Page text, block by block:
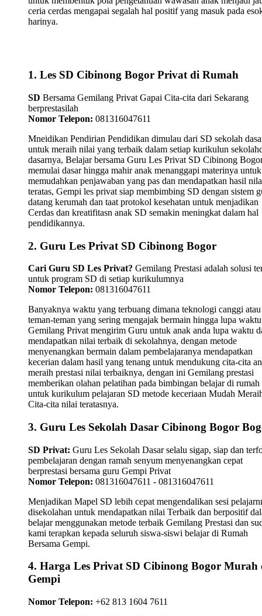
ceria cerdas mengapai segalah hal positif yang masuk pada
harinya.
1. Les SD Cibinong Bogor Privat di Rumah
SD Bersama Gemilang Privat Gapai Cita-cita dari Sekarang
berprestasilah
Nomor Telepon: 081316047611
Mneidikan Pendirian Pendidikan dimulau dari SD sekolah
untuk meraih nilai yang terbaik dalam setiap kurikulun
dasarnya, Belajar bersama Guru Les Privat SD Cibinong
memulai dasar hingga mahir anak menanggapi materinya untuk
memudahkan penjawaban yang pas dan mendapatkan hasil
teratas, Gempi les privat siap membimbing SD dengan sistem
datang kerumah dan taat protokol kesehatan untuk menjadikan
Cerdas dan kreatifitasn anak SD semakin meningkat dalam hal
pendidikannya.
2. Guru Les Privat SD Cibinong Bogor
Cari Guru SD Les Privat? Gemilang Prestasi adalah solusi
untuk program SD di setiap kurikulumnya
Nomor Telepon: 081316047611
Banyaknya waktu yang terbuang dimana teknologi canggi atau
teman-teman yang sering mengajak bermain hingga lupa
Gemilang Privat mengirim Guru untuk anak anda lupa waktu
mendapatkan nilai terbaik di sekolahnya, dengan metode
menyenangkan bermain dalam pembelajaranya mendapatkan
kecerian dalam hasil yang tenang untuk mendukung cita-cita
meraih prestasi nilai terbaiknya, dengan ini Gemilang prestasi
memberikan olahan pelatihan pada bimbingan belajar di rumah
untuk kurikulum pelajaran SD metode keceriaan Mudah
Cita-cita nilai teratasnya.
3. Guru Les Sekolah Dasar Cibinong Bogor
SD Privat: Guru Les Sekolah Dasar selalu sigap, siap dan
pembelajaran dengan ramah senyum menyenangkan cepat
berprestasi bersama guru Gempi Privat
Nomor Telepon: 081316047611 - 081316047611
Menjadikan Mapel SD lebih cepat mengendalikan sesi
disekolahan untuk mendapatkan nilai Terbaik dan berpositif
belajar menggunakan metode terbaik Gemilang Prestasi dan
kami terapkan kepada seluruh siswa-siswi belajar di Rumah
Bersama Gempi.
4. Harga Les Privat SD Cibinong Bogor Murah
Gempi
Nomor Telepon: +62 813 1604 7611